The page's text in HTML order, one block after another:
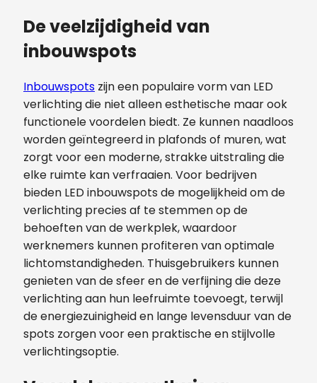
De veelzijdigheid van
inbouwspots
Inbouwspots zijn een populaire vorm van LED
verlichting die niet alleen esthetische maar ook
functionele voordelen biedt. Ze kunnen naadloos
worden geïntegreerd in plafonds of muren, wat
zorgt voor een moderne, strakke uitstraling die
elke ruimte kan verfraaien. Voor bedrijven
bieden LED inbouwspots de mogelijkheid om de
verlichting precies af te stemmen op de
behoeften van de werkplek, waardoor
werknemers kunnen profiteren van optimale
lichtomstandigheden. Thuisgebruikers kunnen
genieten van de sfeer en de verfijning die deze
verlichting aan hun leefruimte toevoegt, terwijl
de energiezuinigheid en lange levensduur van de
spots zorgen voor een praktische en stijlvolle
verlichtingsoptie.